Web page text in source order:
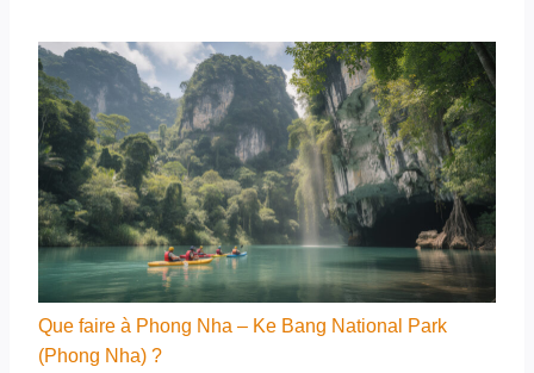
Que faire à Phong Nha – Ke Bang National Park
(Phong Nha) ?